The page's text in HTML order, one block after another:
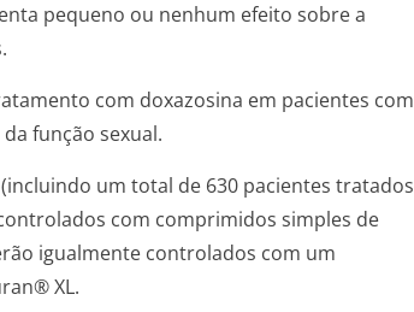
pequeno ou nenhum efeito sobre a
com doxazosina em pacientes com
função sexual.
um total de 630 pacientes tratados
com comprimidos simples de
igualmente controlados com um
XL.